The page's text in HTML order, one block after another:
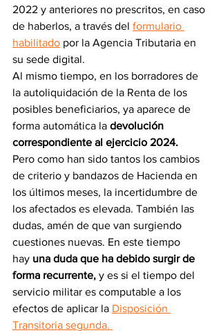
2022 y anteriores no prescritos, en caso
de haberlos, a través del formulario
habilitado por la Agencia Tributaria en
su sede digital.
Al mismo tiempo, en los borradores de
la autoliquidación de la Renta de los
posibles beneficiarios, ya aparece de
forma automática la devolución
correspondiente al ejercicio 2024.
Pero como han sido tantos los cambios
de criterio y bandazos de Hacienda en
los últimos meses, la incertidumbre de
los afectados es elevada. También las
dudas, amén de que van surgiendo
cuestiones nuevas. En este tiempo
hay una duda que ha debido surgir de
forma recurrente, y es si el tiempo del
servicio militar es computable a los
efectos de aplicar la Disposición
Transitoria segunda.